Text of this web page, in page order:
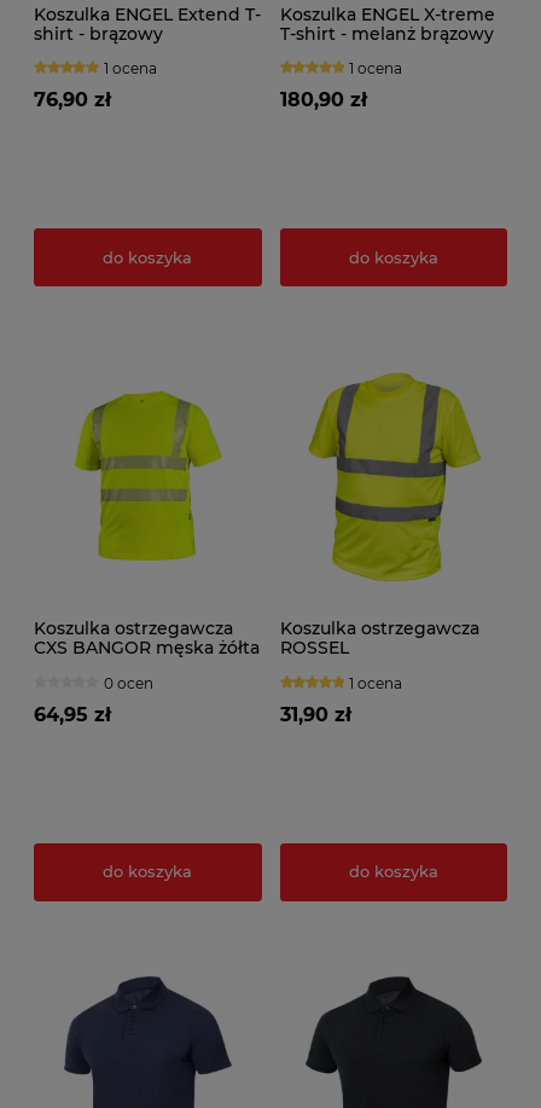
Koszulka ENGEL Extend T-
shirt - brązowy
1 ocena
76,90 zł
do koszyka
Koszulka ENGEL X-treme
T-shirt - melanż brązowy
1 ocena
180,90 zł
do koszyka
Koszulka ostrzegawcza
CXS BANGOR męska żółta
0 ocen
64,95 zł
do koszyka
Koszulka ostrzegawcza
ROSSEL
1 ocena
31,90 zł
do koszyka